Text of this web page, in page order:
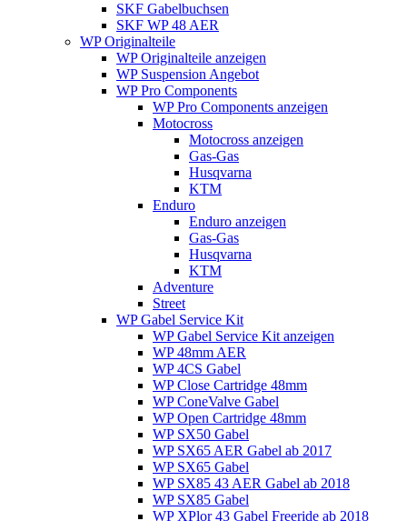
SKF Gabelbuchsen
SKF WP 48 AER
WP Originalteile
WP Originalteile anzeigen
WP Suspension Angebot
WP Pro Components
WP Pro Components anzeigen
Motocross
Motocross anzeigen
Gas-Gas
Husqvarna
KTM
Enduro
Enduro anzeigen
Gas-Gas
Husqvarna
KTM
Adventure
Street
WP Gabel Service Kit
WP Gabel Service Kit anzeigen
WP 48mm AER
WP 4CS Gabel
WP Close Cartridge 48mm
WP ConeValve Gabel
WP Open Cartridge 48mm
WP SX50 Gabel
WP SX65 AER Gabel ab 2017
WP SX65 Gabel
WP SX85 43 AER Gabel ab 2018
WP SX85 Gabel
WP XPlor 43 Gabel Freeride ab 2018